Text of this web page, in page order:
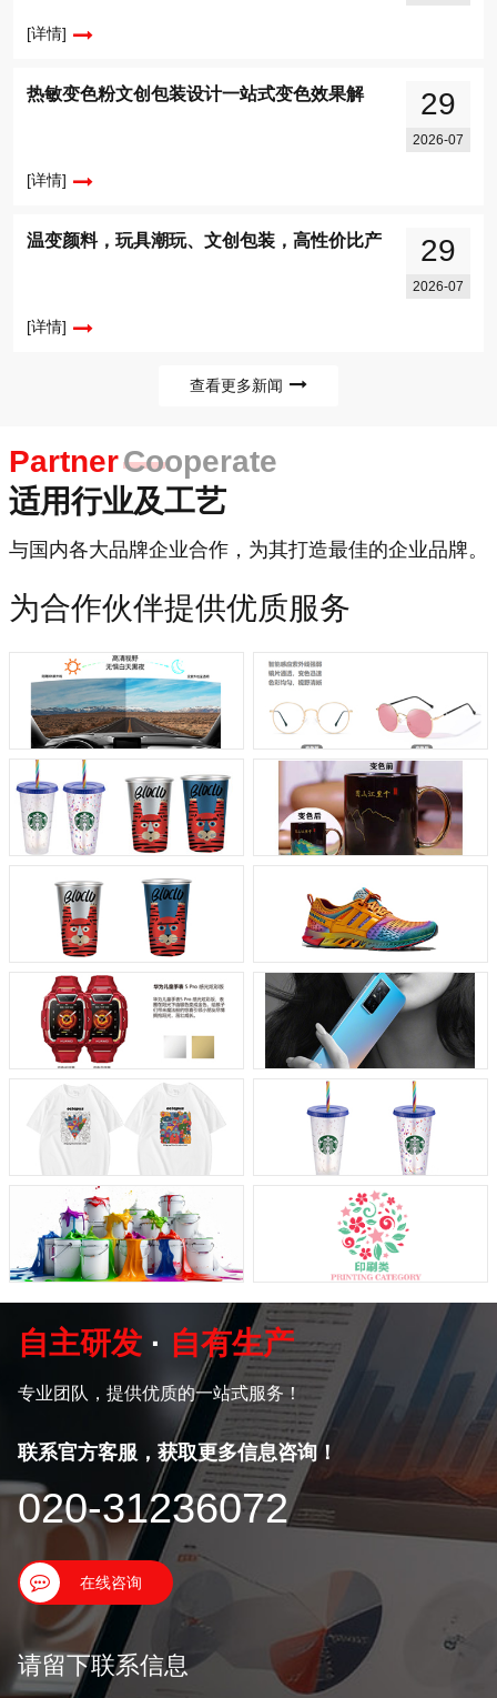
[详情]
29
2026-07
热敏变色粉文创包装设计一站式变色效果解
[详情]
29
2026-07
温变颜料，玩具潮玩、文创包装，高性价比产
[详情]
查看更多新闻
PartnerCooperate
适用行业及工艺
与国内各大品牌企业合作，为其打造最佳的企业品牌。
为合作伙伴提供优质服务
自主研发 · 自有生产
专业团队，提供优质的一站式服务！
联系官方客服，获取更多信息咨询！
020-31236072
在线咨询
请留下联系信息